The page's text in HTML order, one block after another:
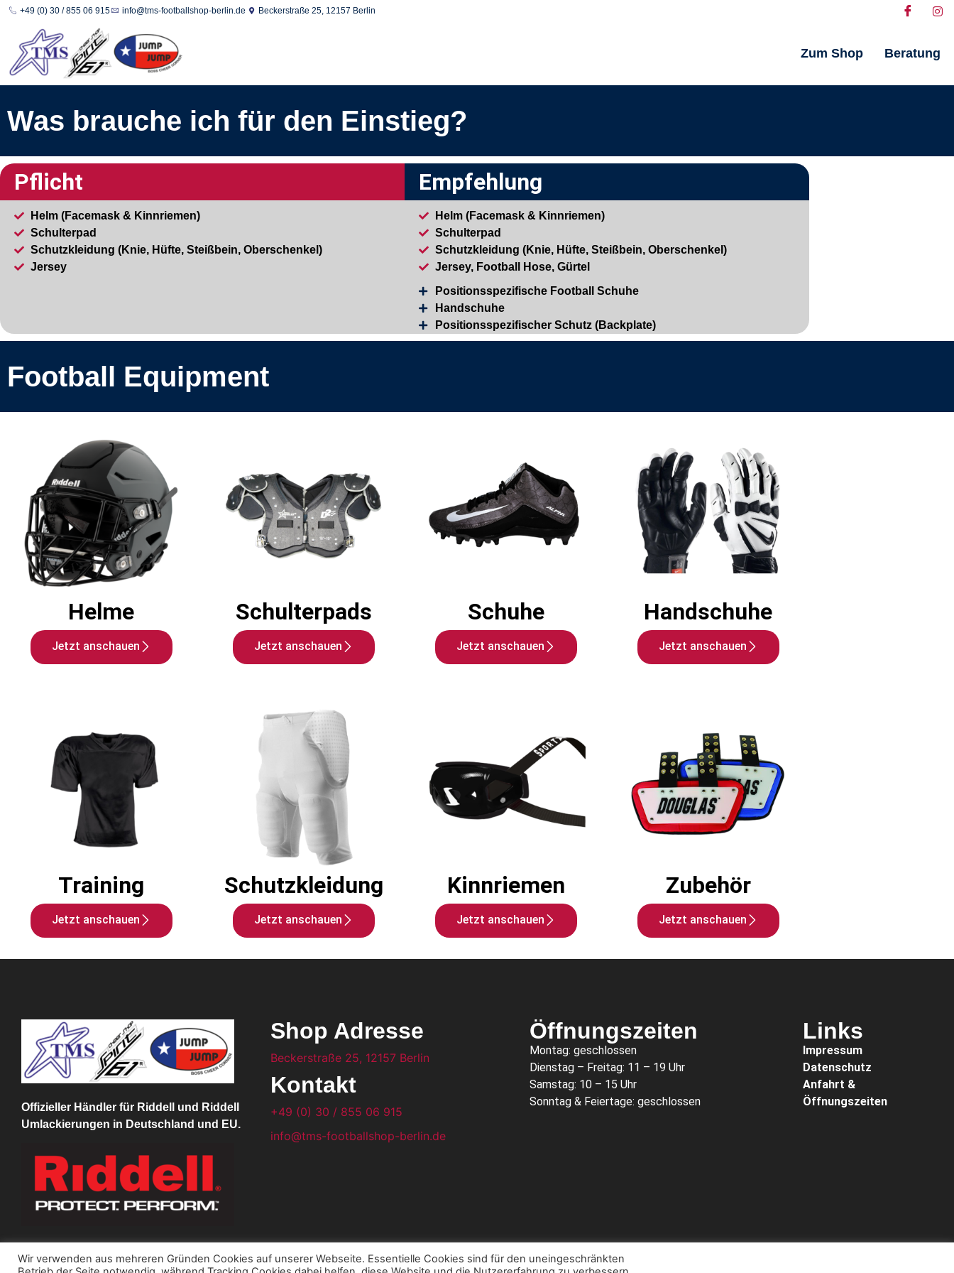
+49 (0) 30 / 855 06 915 info@tms-footballshop-berlin.de Beckerstraße 25, 12157 Berlin
Zum Shop Beratung
Was brauche ich für den Einstieg?
Pflicht
Helm (Facemask & Kinnriemen)
Schulterpad
Schutzkleidung (Knie, Hüfte, Steißbein, Oberschenkel)
Jersey
Empfehlung
Helm (Facemask & Kinnriemen)
Schulterpad
Schutzkleidung (Knie, Hüfte, Steißbein, Oberschenkel)
Jersey, Football Hose, Gürtel
Positionsspezifische Football Schuhe
Handschuhe
Positionsspezifischer Schutz (Backplate)
Football Equipment
Helme
Jetzt anschauen
Schulterpads
Jetzt anschauen
Schuhe
Jetzt anschauen
Handschuhe
Jetzt anschauen
Training
Jetzt anschauen
Schutzkleidung
Jetzt anschauen
Kinnriemen
Jetzt anschauen
Zubehör
Jetzt anschauen
Offizieller Händler für Riddell und Riddell
Umlackierungen in Deutschland und EU.
Shop Adresse
Beckerstraße 25, 12157 Berlin
Kontakt
+49 (0) 30 / 855 06 915
info@tms-footballshop-berlin.de
Öffnungszeiten
Montag: geschlossen
Dienstag – Freitag: 11 – 19 Uhr
Samstag: 10 – 15 Uhr
Sonntag & Feiertage: geschlossen
Links
Impressum
Datenschutz
Anfahrt &
Öffnungszeiten
Wir verwenden aus mehreren Gründen Cookies auf unserer Webseite. Essentielle Cookies sind für den uneingeschränkten